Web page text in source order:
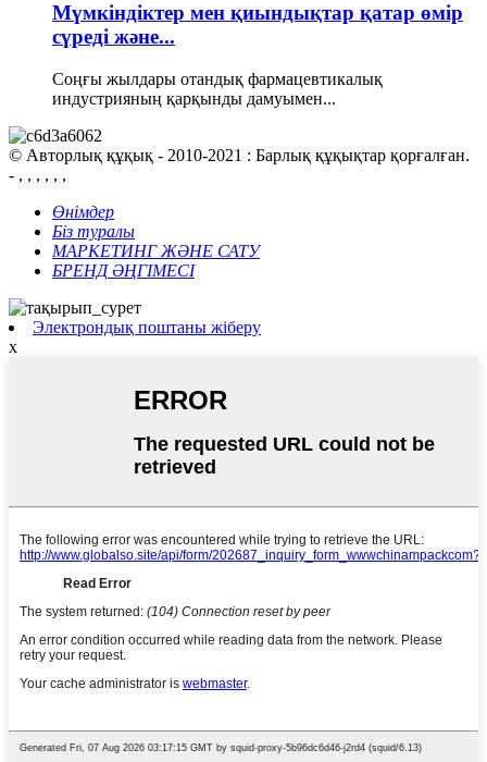
Мүмкіндіктер мен қиындықтар қатар өмір
сүреді және...
Соңғы жылдары отандық фармацевтикалық
индустрияның қарқынды дамуымен...
© Авторлық құқық - 2010-2021 : Барлық құқықтар қорғалған.
- , , , , , ,
Өнімдер
Біз туралы
МАРКЕТИНГ ЖӘНЕ САТУ
БРЕНД ӘҢГІМЕСІ
Электрондық поштаны жіберу
x